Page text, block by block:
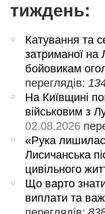
тиждень:
Катування та
затриманої на
бойовикам
переглядів:
На Київщині
військовим з
02.08.2026
«Рука
Лисичанська
цивільного
Що варто
виплати та